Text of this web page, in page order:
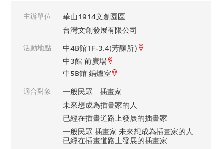
主辦單位
華山1914文創園區
台灣文創發展有限公司
活動地點
中4B館1F-3.4(芳釀所)
中3館 前廣場
中5B館 鍋爐室
適合對象 一般民眾
插畫家
未來想成為插畫家的人
已經在插畫道路上發展的插畫家
一般民眾 插畫家 未來想成為插畫家的人
已經在插畫道路上發展的插畫家